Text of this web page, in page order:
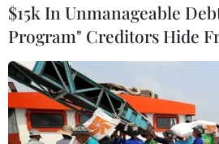
$15k In Unmanageable
Program" Creditors Hide